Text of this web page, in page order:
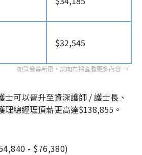
$32,545
士可以晉升至資深護師 / 護士長、
理總經理頂薪更高達$138,855。
- $76,380)